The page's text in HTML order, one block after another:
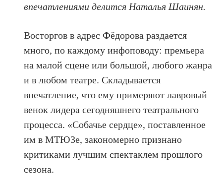
впечатлениями делится Наталья Шаинян.
Восторгов в адрес Фёдорова раздается
много, по каждому инфоповоду: премьера
на малой сцене или большой, любого жанра
и в любом театре. Складывается
впечатление, что ему примеряют лавровый
венок лидера сегодняшнего театрального
процесса. «Собачье сердце», поставленное
им в МТЮЗе, закономерно признано
критиками лучшим спектаклем прошлого
сезона.